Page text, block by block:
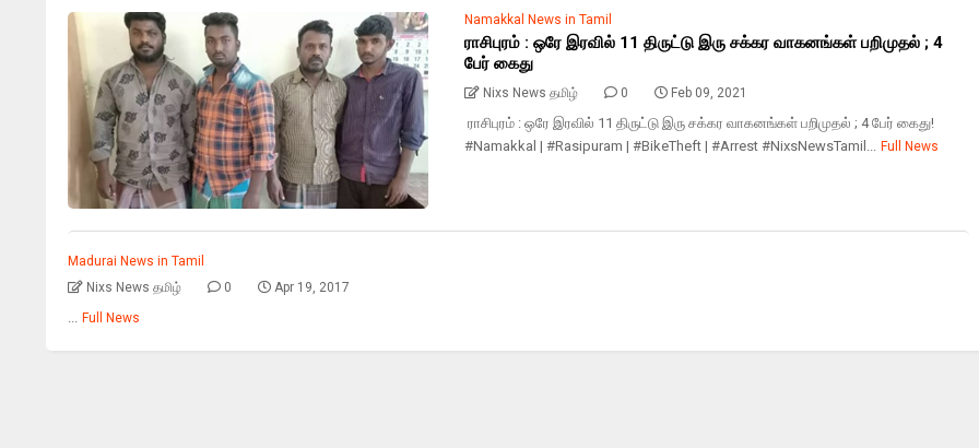
Namakkal News in Tamil
ராசிபுரம் : ஒரே இரவில் 11 திருட்டு இரு சக்கர வாகனங்கள் பறிமுதல் ; 4
பேர் கைது
Nixs News தமிழ் 0 Feb 09, 2021
ராசிபுரம் : ஒரே இரவில் 11 திருட்டு இரு சக்கர வாகனங்கள் பறிமுதல் ; 4 பேர் கைது!
#Namakkal | #Rasipuram | #BikeTheft | #Arrest #NixsNewsTamil... Full News
Madurai News in Tamil
Nixs News தமிழ்
0 Apr 19, 2017
... Full News